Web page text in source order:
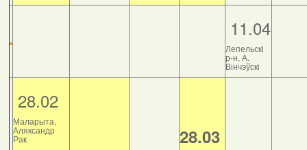
11.04
Лепельскі
р-н, А.
Вінчэўскі
28.02
Маларыта,
Аляксандр
Рак 28.03